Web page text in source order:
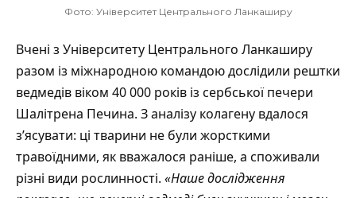
Фото: Університет Центрального Ланкаширу
Вчені з Університету Центрального Ланкаширу
разом із міжнародною командою дослідили рештки
ведмедів віком 40 000 років із сербської печери
Шалітрена Печина. З аналізу колагену вдалося
з’ясувати: ці тварини не були жорсткими
травоїдними, як вважалося раніше, а споживали
різні види рослинності. «Наше дослідження